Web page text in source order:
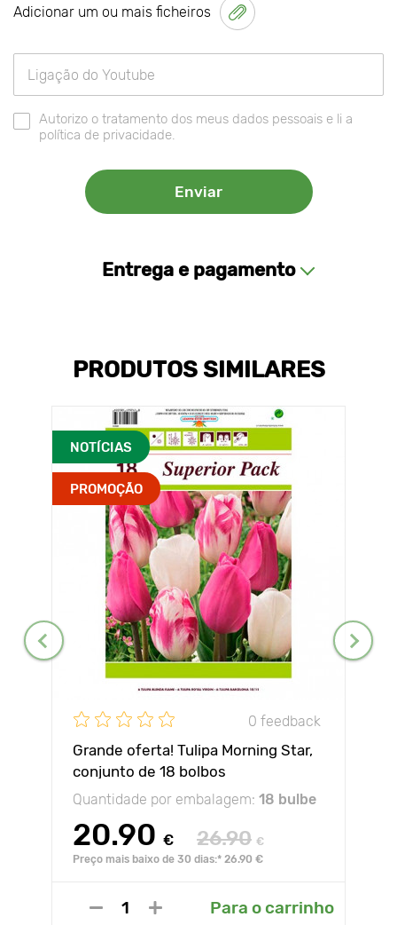
Adicionar um ou mais ficheiros
Autorizo o tratamento dos meus dados pessoais e li a
política de privacidade.
Entrega e pagamento
PRODUTOS SIMILARES
NOTÍCIAS
PROMOÇÃO
0 feedback
Grande oferta! Tulipa Morning Star,
conjunto de 18 bolbos
Quantidade por embalagem: 18 bulbe
20.90 € 26.90 €
Preço mais baixo de 30 dias:* 26.90 €
Para o carrinho